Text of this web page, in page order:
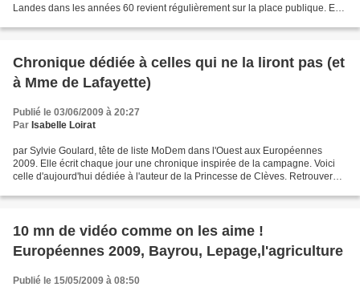
Landes dans les années 60 revient régulièrement sur la place publique. En
Chronique dédiée à celles qui ne la liront pas (et
à Mme de Lafayette)
Publié le 03/06/2009 à 20:27
Par Isabelle Loirat
par Sylvie Goulard, tête de liste MoDem dans l'Ouest aux Européennes
2009. Elle écrit chaque jour une chronique inspirée de la campagne. Voici
celle d'aujourd'hui dédiée à l'auteur de la Princesse de Clèves. Retrouver
10 mn de vidéo comme on les aime !
Européennes 2009, Bayrou, Lepage,l'agriculture
Publié le 15/05/2009 à 08:50